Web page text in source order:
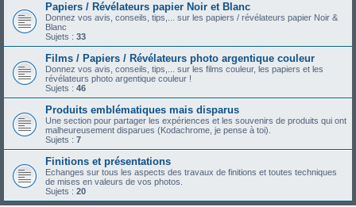
Papiers / Révélateurs papier Noir et Blanc
Donnez vos avis, conseils, tips,... sur les papiers / révélateurs papier Noir &
Blanc
Sujets : 33
Films / Papiers / Révélateurs photo argentique couleur
Donnez vos avis, conseils, tips,... sur les films couleur, les papiers et les
révélateurs photo argentique couleur !
Sujets : 46
Produits emblématiques mais disparus
Une section pour partager les expériences et les souvenirs de produits qui ont
malheureusement disparues (Kodachrome, je pense à toi).
Sujets : 7
Finitions et présentations
Echanges sur tous les aspects des travaux de finitions et toutes techniques
de mises en valeurs de vos photos.
Sujets : 20